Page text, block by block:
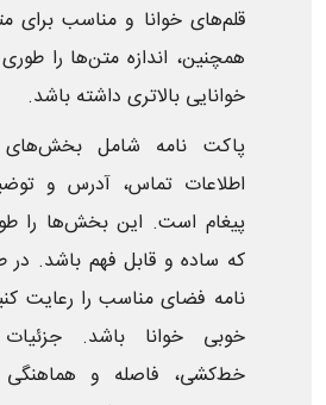
قلم‌های خوانا و مناسب برای
همچنین، اندازه متن‌ها را
خوانایی بالاتری داشته باشد.
پاکت نامه شامل بخش‌های
اطلاعات تماس، آدرس و
پیغام است. این بخش‌ها را
که ساده و قابل فهم باشد.
نامه فضای مناسب را رعایت
خوبی خوانا باشد.
خط‌کشی‌، فاصله‌ و هماهنگی